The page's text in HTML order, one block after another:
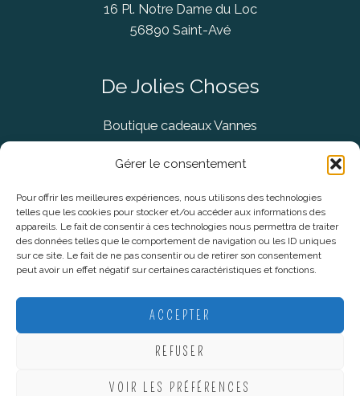
Gérer le consentement
Pour offrir les meilleures expériences, nous utilisons des technologies
telles que les cookies pour stocker et/ou accéder aux informations des
appareils. Le fait de consentir à ces technologies nous permettra de traiter
des données telles que le comportement de navigation ou les ID uniques
sur ce site. Le fait de ne pas consentir ou de retirer son consentement
peut avoir un effet négatif sur certaines caractéristiques et fonctions.
ACCEPTER
REFUSER
VOIR LES PRÉFÉRENCES
16 Pl. Notre Dame du Loc
56890 Saint-Avé
De Jolies Choses
Boutique cadeaux Vannes
Concept Store Vannes
Informations légales
CGV
Politique De Confidentialité
Plan du site